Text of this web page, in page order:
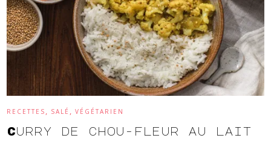
RECETTES , SALÉ , VÉGÉTARIEN
Curry de chou-fleur au lait